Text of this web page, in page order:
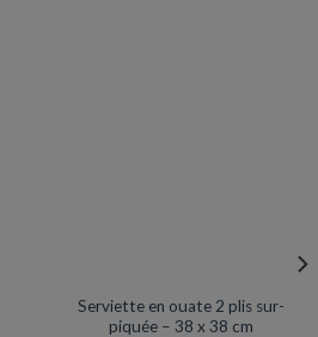
Serviette en ouate 2 plis sur-
piquée – 38 x 38 cm